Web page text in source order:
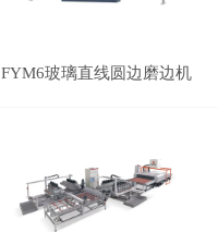
FYM6玻璃直线圆边磨边机